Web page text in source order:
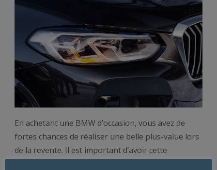
En achetant une BMW d’occasion, vous avez de
fortes chances de réaliser une belle plus-value lors
de la revente. Il est important d’avoir cette